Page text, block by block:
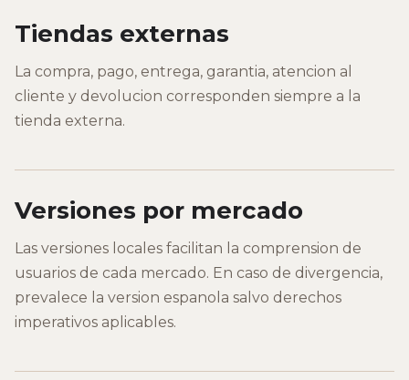
Tiendas externas
La compra, pago, entrega, garantia, atencion al
cliente y devolucion corresponden siempre a la
tienda externa.
Versiones por mercado
Las versiones locales facilitan la comprension de
usuarios de cada mercado. En caso de divergencia,
prevalece la version espanola salvo derechos
imperativos aplicables.